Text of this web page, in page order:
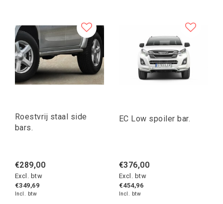
Roestvrij staal side
bars.
€289,00
Excl. btw
€349,69
Incl. btw
EC Low spoiler bar.
€376,00
Excl. btw
€454,96
Incl. btw